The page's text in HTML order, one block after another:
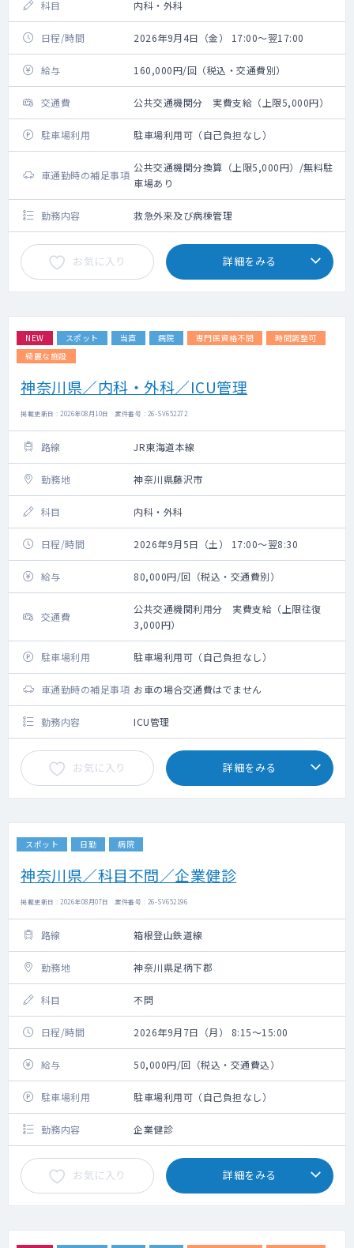
科目 内科・外科
日程/時間 2026年9月4日（金） 17:00～翌17:00
給与 160,000円/回（税込・交通費別）
交通費 公共交通機関分 実費支給（上限5,000円）
駐車場利用 駐車場利用可（自己負担なし）
車通勤時の補足事項
公共交通機関分換算（上限5,000円）/無料駐
車場あり
勤務内容 救急外来及び病棟管理
お気に入り 詳細をみる
NEW スポット 当直 病院 専門医資格不問
時間調整可
綺麗な施設
神奈川県／内科・外科／ICU管理
掲載更新日 : 2026年08月10日 案件番号 : 26-SV652272
路線 JR東海道本線
勤務地 神奈川県藤沢市
科目 内科・外科
日程/時間 2026年9月5日（土） 17:00～翌8:30
給与 80,000円/回（税込・交通費別）
交通費
公共交通機関利用分 実費支給（上限往復
3,000円）
駐車場利用 駐車場利用可（自己負担なし）
車通勤時の補足事項 お車の場合交通費はでません
勤務内容 ICU管理
お気に入り 詳細をみる
スポット 日勤 病院
神奈川県／科目不問／企業健診
掲載更新日 : 2026年08月07日 案件番号 : 26-SV652196
路線 箱根登山鉄道線
勤務地 神奈川県足柄下郡
科目 不問
日程/時間 2026年9月7日（月） 8:15～15:00
給与 50,000円/回（税込・交通費込）
駐車場利用 駐車場利用可（自己負担なし）
勤務内容 企業健診
お気に入り 詳細をみる